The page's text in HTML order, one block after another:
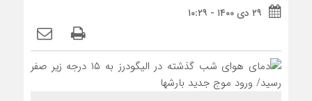
۲۹ دی ۱۴۰۰ - ۱۰:۲۹